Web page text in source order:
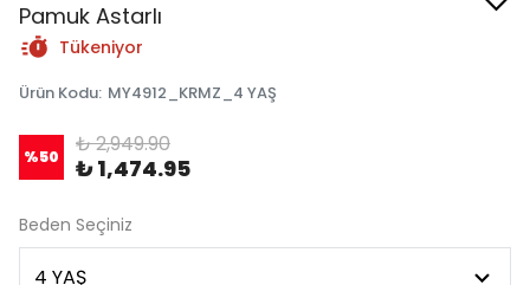
Pamuk Astarlı
Tükeniyor
Ürün Kodu: MY4912_KRMZ_4 YAŞ
%50 ₺ 2,949.90
₺ 1,474.95
Beden Seçiniz